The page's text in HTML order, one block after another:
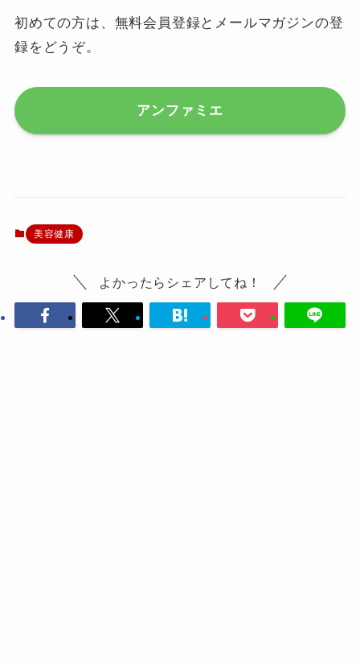
初めての方は、無料会員登録とメールマガジンの登
録をどうぞ。
アンファミエ
美容健康
よかったらシェアしてね！